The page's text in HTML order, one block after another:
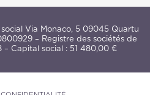
social Via Monaco, 5 09045 Quartu
– Registre des sociétés de
– Capital social : 51 480,00 €